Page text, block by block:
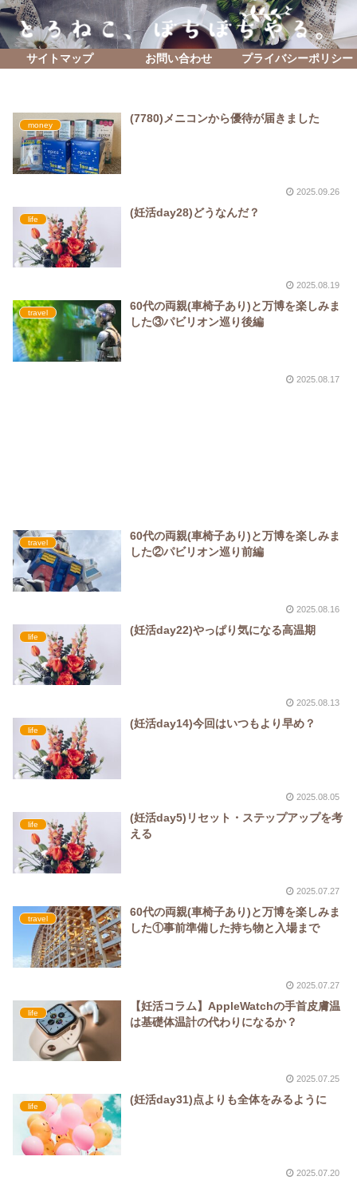
サイトマップ お問い合わせ プライバシーポリシー
money
(7780)メニコンから優待が届きました
2025.09.26
life
(妊活day28)どうなんだ？
2025.08.19
travel
60代の両親(車椅子あり)と万博を楽しみま
した③パビリオン巡り後編
2025.08.17
travel
60代の両親(車椅子あり)と万博を楽しみま
した②パビリオン巡り前編
2025.08.16
life
(妊活day22)やっぱり気になる高温期
2025.08.13
life
(妊活day14)今回はいつもより早め？
2025.08.05
life
(妊活day5)リセット・ステップアップを考
える
2025.07.27
travel
60代の両親(車椅子あり)と万博を楽しみま
した①事前準備した持ち物と入場まで
2025.07.27
life
【妊活コラム】AppleWatchの手首皮膚温
は基礎体温計の代わりになるか？
2025.07.25
life
(妊活day31)点よりも全体をみるように
2025.07.20